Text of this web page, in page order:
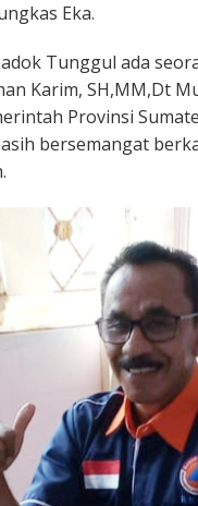
Eka.
Tunggul ada
Karim, SH,MM,Dt
Provinsi
bersemangat